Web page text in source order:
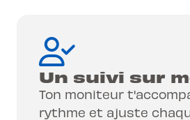
Un suivi sur
Ton moniteur
rythme et ajuste